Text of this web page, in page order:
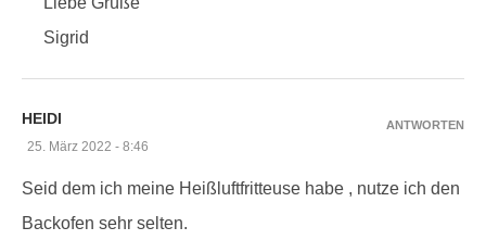
Sigrid
HEIDI
25. März 2022 - 8:46
Seid dem ich meine Heißluftfritteuse habe , nutze ich den
Backofen sehr selten.
ANTWORTEN